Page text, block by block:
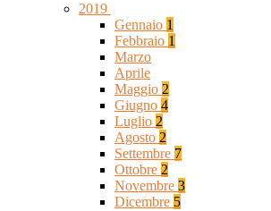
2019
Gennaio 1
Febbraio 1
Marzo
Aprile
Maggio 2
Giugno 4
Luglio 2
Agosto 2
Settembre 7
Ottobre 2
Novembre 3
Dicembre 5